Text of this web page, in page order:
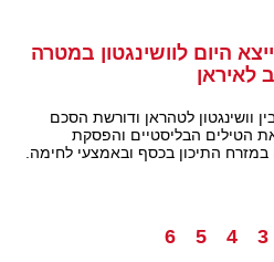
היום לוושינגטון במטרה
לאיראן
וושינגטון לטהראן ודורשת הסכם
הטילים הבליסטיים והפסקת
התיכון בכסף ובאמצעי לחימה.
3
4
5
6